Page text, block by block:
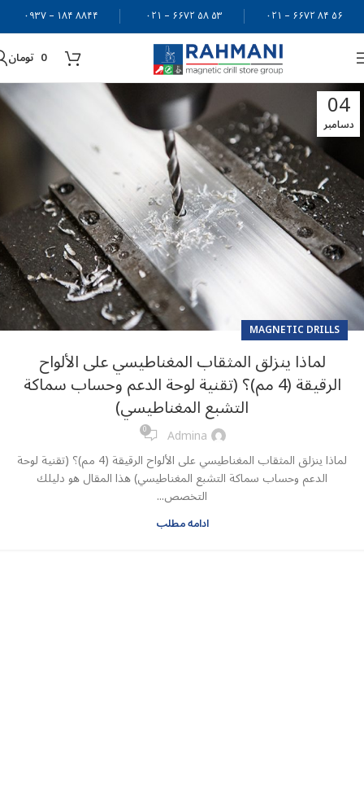
۵۶ ۸۴ ۶۶۷۲ – ۰۲۱ ۵۳ ۵۸ ۶۶۷۲ – ۰۲۱ ۸۸۴۴ ۱۸۴ – ۰۹۳۷
0 تومان
04
دسامبر
MAGNETIC DRILLS
لماذا ينزلق المثقاب المغناطيسي على الألواح
الرقيقة (4 مم)؟ (تقنية لوحة الدعم وحساب سماكة
التشبع المغناطيسي)
Admina
0
لماذا ينزلق المثقاب المغناطيسي على الألواح الرقيقة (4 مم)؟ (تقنية لوحة
الدعم وحساب سماكة التشبع المغناطيسي) هذا المقال هو دليلك
التخصص...
ادامه مطلب